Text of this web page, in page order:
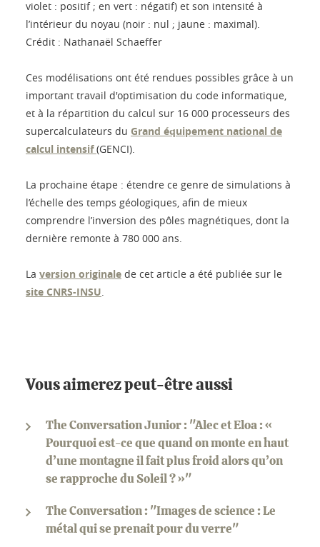
violet : positif ; en vert : négatif) et son intensité à
l’intérieur du noyau (noir : nul ; jaune : maximal).
Crédit : Nathanaël Schaeffer
Ces modélisations ont été rendues possibles grâce à un
important travail d'optimisation du code informatique,
et à la répartition du calcul sur 16 000 processeurs des
supercalculateurs du Grand équipement national de
calcul intensif(GENCI).
La prochaine étape : étendre ce genre de simulations à
l’échelle des temps géologiques, afin de mieux
comprendre l’inversion des pôles magnétiques, dont la
dernière remonte à 780 000 ans.
La version originale de cet article a été publiée sur le
site CNRS-INSU.
Vous aimerez peut-être aussi
The Conversation Junior : "Alec et Eloa : «
Pourquoi est-ce que quand on monte en haut
d’une montagne il fait plus froid alors qu’on
se rapproche du Soleil ? »"
The Conversation : "Images de science : Le
métal qui se prenait pour du verre"